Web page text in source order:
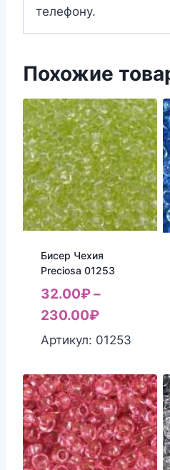
телефону.
Похожие
Бисер Чехия
Preciosa 01253
32.00₽–
230.00₽
Артикул: 01253